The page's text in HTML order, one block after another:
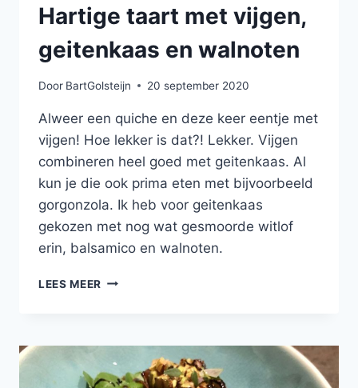
BALSAMICO
Hartige taart met vijgen,
geitenkaas en walnoten
Door BartGolsteijn 20 september 2020
Alweer een quiche en deze keer eentje met
vijgen! Hoe lekker is dat?! Lekker. Vijgen
combineren heel goed met geitenkaas. Al
kun je die ook prima eten met bijvoorbeeld
gorgonzola. Ik heb voor geitenkaas
gekozen met nog wat gesmoorde witlof
erin, balsamico en walnoten.
LEES MEER HARTIGE
GEITENKAAS
EN
WALNOTEN